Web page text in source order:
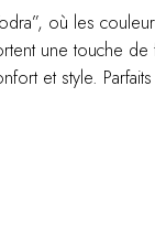
où les
une touche
et style.